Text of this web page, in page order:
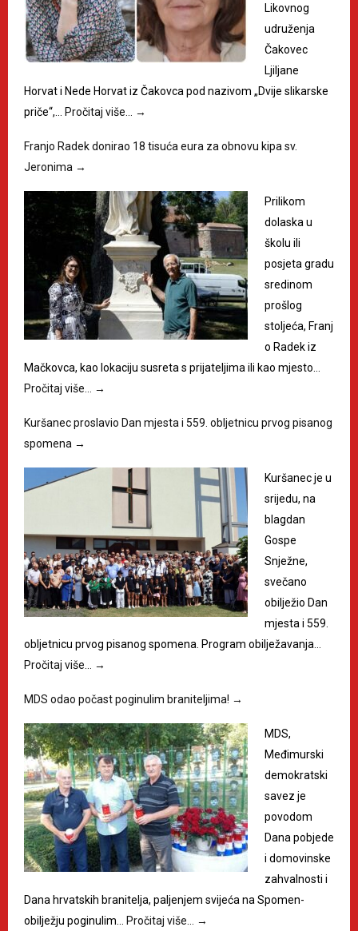
Likovnog
udruženja
Čakovec
Ljiljane
Horvat i Nede Horvat iz Čakovca pod nazivom „Dvije slikarske
priče“,…
Pročitaj više… →
Franjo Radek donirao 18 tisuća eura za obnovu kipa sv.
Jeronima →
Prilikom
dolaska u
školu ili
posjeta gradu
sredinom
prošlog
stoljeća, Franj
o Radek iz
Mačkovca, kao lokaciju susreta s prijateljima ili kao mjesto…
Pročitaj više…
→
Kuršanec proslavio Dan mjesta i 559. obljetnicu prvog pisanog
spomena →
Kuršanec je u
srijedu, na
blagdan
Gospe
Snježne,
svečano
obilježio Dan
mjesta i 559.
obljetnicu prvog pisanog spomena. Program obilježavanja…
Pročitaj više…
→
MDS odao počast poginulim braniteljima! →
MDS,
Međimurski
demokratski
savez je
povodom
Dana pobjede
i domovinske
zahvalnosti i
Dana hrvatskih branitelja, paljenjem svijeća na Spomen-
obilježju poginulim…
Pročitaj više… →